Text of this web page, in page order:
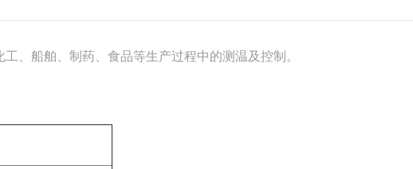
、船舶、制药、食品等生产过程中的测温及控制。